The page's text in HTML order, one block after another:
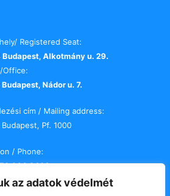
az adatok védelmét
Registered Seat:
Budapest, Alkotmány u. 29.
Office:
Budapest, Nádor u. 7.
cím / Mailing address:
Budapest, Pf. 1000
/ Phone:
000 2469